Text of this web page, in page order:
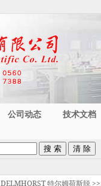
公司动态 技术文档
DELMHORST 特尔姆荷斯脱